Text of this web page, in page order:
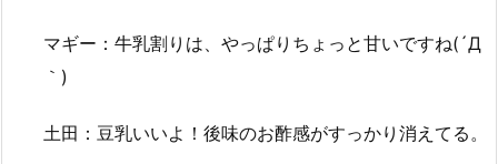
マギー：牛乳割りは、やっぱりちょっと甘いですね(´Д
｀)
土田：豆乳いいよ！後味のお酢感がすっかり消えてる。